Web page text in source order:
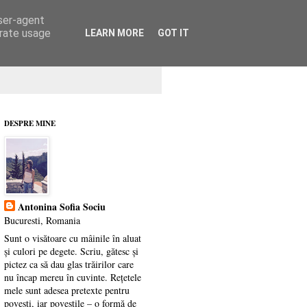
DESPRE MINE
Antonina Sofia Sociu
Bucuresti, Romania
Sunt o visătoare cu mâinile în aluat
și culori pe degete. Scriu, gătesc și
pictez ca să dau glas trăirilor care
nu încap mereu în cuvinte. Rețetele
mele sunt adesea pretexte pentru
povești, iar poveștile – o formă de
agent
usage
LEARN MORE GOT IT